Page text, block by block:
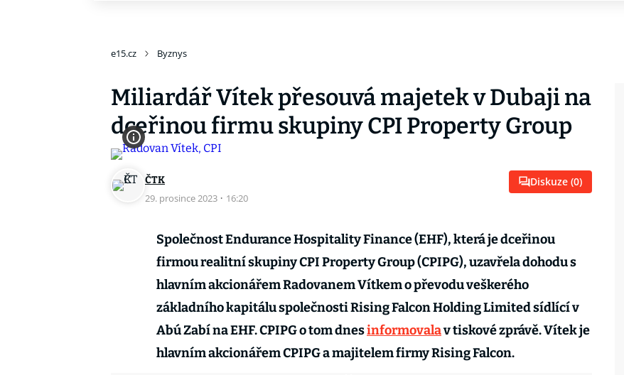
e15.cz Byznys
Miliardář Vítek přesouvá majetek v Dubaji na
dceřinou firmu skupiny CPI Property Group
ČTK
29. prosince 2023 · 16:20
Diskuze (0)
Společnost Endurance Hospitality Finance (EHF), která je dceřinou
firmou realitní skupiny CPI Property Group (CPIPG), uzavřela dohodu s
hlavním akcionářem Radovanem Vítkem o převodu veškerého
základního kapitálu společnosti Rising Falcon Holding Limited sídlící v
Abú Zabí na EHF. CPIPG o tom dnesinformovalav tiskové zprávě. Vítek je
hlavním akcionářem CPIPG a majitelem firmy Rising Falcon.